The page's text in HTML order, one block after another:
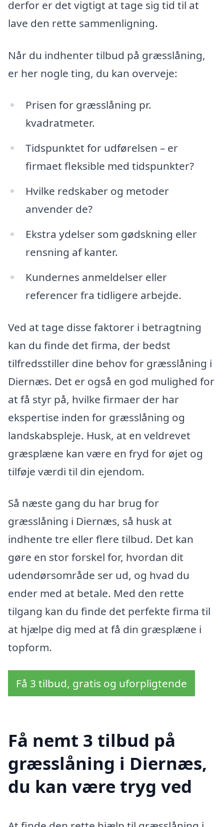
derfor er det vigtigt at tage sig tid til at
lave den rette sammenligning.
Når du indhenter tilbud på græsslåning,
er her nogle ting, du kan overveje:
Prisen for græsslåning pr.
kvadratmeter.
Tidspunktet for udførelsen – er
firmaet fleksible med tidspunkter?
Hvilke redskaber og metoder
anvender de?
Ekstra ydelser som gødskning eller
rensning af kanter.
Kundernes anmeldelser eller
referencer fra tidligere arbejde.
Ved at tage disse faktorer i betragtning
kan du finde det firma, der bedst
tilfredsstiller dine behov for græsslåning i
Diernæs. Det er også en god mulighed for
at få styr på, hvilke firmaer der har
ekspertise inden for græsslåning og
landskabspleje. Husk, at en veldrevet
græsplæne kan være en fryd for øjet og
tilføje værdi til din ejendom.
Så næste gang du har brug for
græsslåning i Diernæs, så husk at
indhente tre eller flere tilbud. Det kan
gøre en stor forskel for, hvordan dit
udendørsområde ser ud, og hvad du
ender med at betale. Med den rette
tilgang kan du finde det perfekte firma til
at hjælpe dig med at få din græsplæne i
topform.
Få 3 tilbud, gratis og uforpligtende
Få nemt 3 tilbud på
græsslåning i Diernæs,
du kan være tryg ved